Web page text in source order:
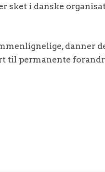
sket i danske
danner
til permanente